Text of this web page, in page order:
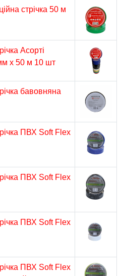
стрічка 50 м
Асорті
x 50 м 10 шт
бавовняна
ПВХ Soft Flex
ПВХ Soft Flex
ПВХ Soft Flex
ПВХ Soft Flex